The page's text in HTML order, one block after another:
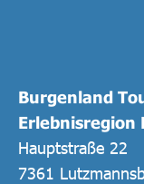
Burgenland
Erlebnisregion
Hauptstraße 22
7361